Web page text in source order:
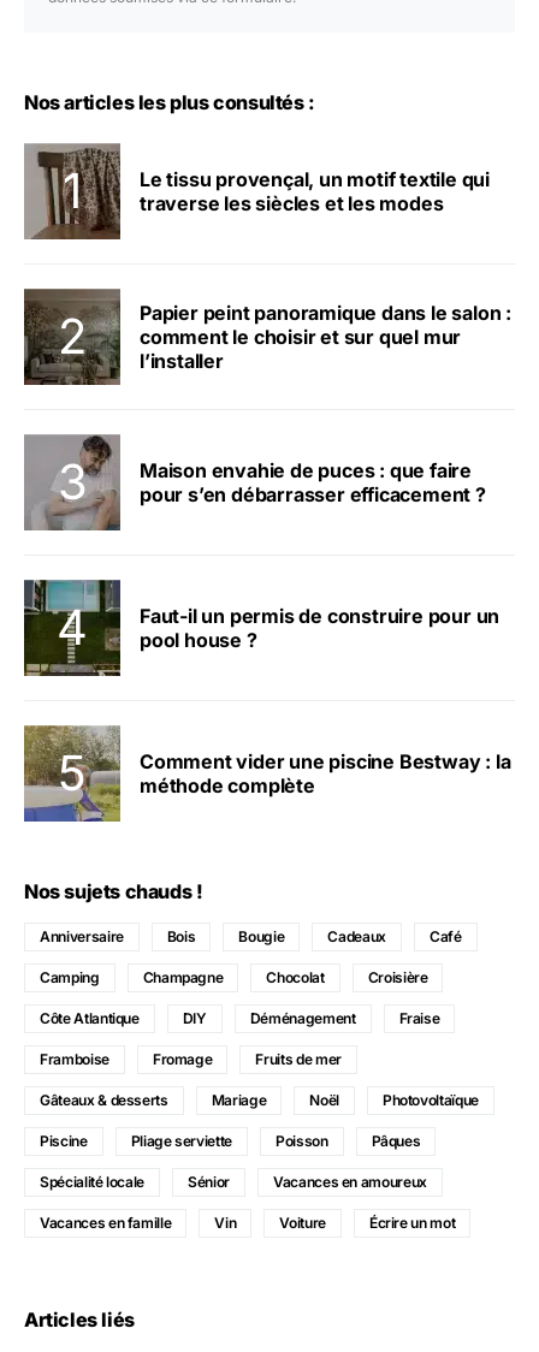
Nos articles les plus consultés :
Le tissu provençal, un motif textile qui
traverse les siècles et les modes
Papier peint panoramique dans le salon :
comment le choisir et sur quel mur
l’installer
Maison envahie de puces : que faire
pour s’en débarrasser efficacement ?
Faut-il un permis de construire pour un
pool house ?
Comment vider une piscine Bestway : la
méthode complète
Nos sujets chauds !
Anniversaire Bois Bougie Cadeaux Café
Camping Champagne Chocolat Croisière
Côte Atlantique DIY Déménagement Fraise
Framboise Fromage Fruits de mer
Gâteaux & desserts Mariage Noël Photovoltaïque
Piscine Pliage serviette Poisson Pâques
Spécialité locale Sénior Vacances en amoureux
Vacances en famille Vin Voiture Écrire un mot
Articles liés